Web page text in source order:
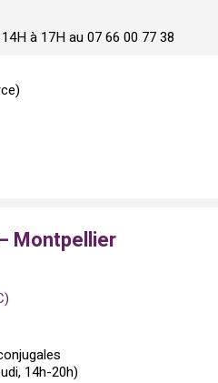
à 17H au 07 66 00 77 38
Montpellier
14h-20h)